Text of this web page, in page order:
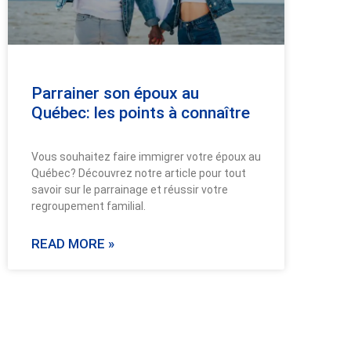
Parrainer son époux au
Québec: les points à connaître
Vous souhaitez faire immigrer votre époux au
Québec? Découvrez notre article pour tout
savoir sur le parrainage et réussir votre
regroupement familial.
READ MORE »